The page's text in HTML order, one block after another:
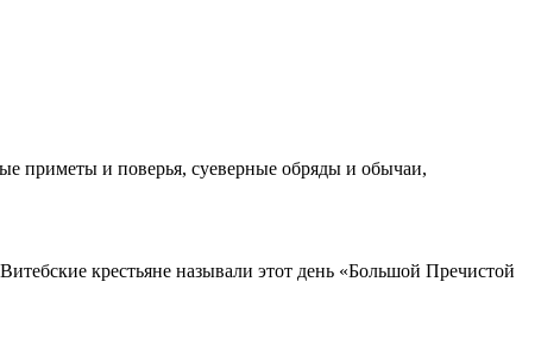
приметы и поверья, суеверные обряды и обычаи,
крестьяне называли этот день «Большой Пречистой